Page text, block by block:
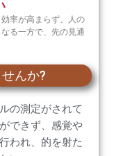
率が高まらず、人の
る一方で、先の見通
んか?
の測定がされて
できず、感覚や
われ、的を射た